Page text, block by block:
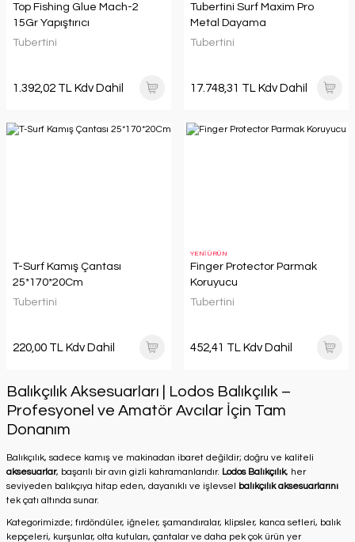
Top Fishing Glue Mach-2
15Gr Yapıştırıcı
Tubertini
1.392,02 TL Kdv Dahil
Tubertini Surf Maxim Pro
Metal Dayama
Tubertini
17.748,31 TL Kdv Dahil
T-Surf Kamış Çantası
25*170*20Cm
Tubertini
220,00 TL Kdv Dahil
YENİ ÜRÜN
Finger Protector Parmak
Koruyucu
Tubertini
452,41 TL Kdv Dahil
Balıkçılık Aksesuarları | Lodos Balıkçılık –
Profesyonel ve Amatör Avcılar İçin Tam
Donanım
Balıkçılık, sadece kamış ve makinadan ibaret değildir; doğru ve kaliteli
aksesuarlar, başarılı bir avın gizli kahramanlarıdır. Lodos Balıkçılık, her
seviyeden balıkçıya hitap eden, dayanıklı ve işlevsel balıkçılık aksesuarlarını
tek çatı altında sunar.
Kategorimizde; fırdöndüler, iğneler, şamandıralar, klipsler, kanca setleri, balık
kepçeleri, kurşunlar, olta kutuları, çantalar ve daha pek çok ürün yer